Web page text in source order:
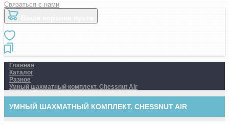
Связаться с нами
Главная
Каталог
Разное
Умный шахматный комплект. Chessnut Air
УМНЫЙ ШАХМАТНЫЙ КОМПЛЕКТ. CHESSNUT AIR